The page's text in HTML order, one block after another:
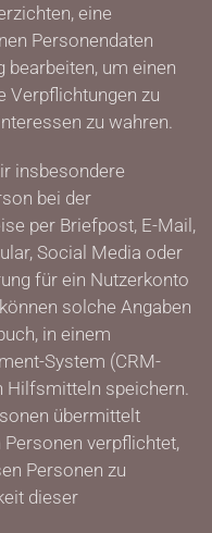
eine
Personendaten
um einen
Verpflichtungen zu
zu wahren.
insbesondere
bei der
per Briefpost, E-Mail,
Social Media oder
für ein Nutzerkonto
solche Angaben
in einem
System (CRM-
Hilfsmitteln speichern.
übermittelt
verpflichtet,
Personen zu
dieser